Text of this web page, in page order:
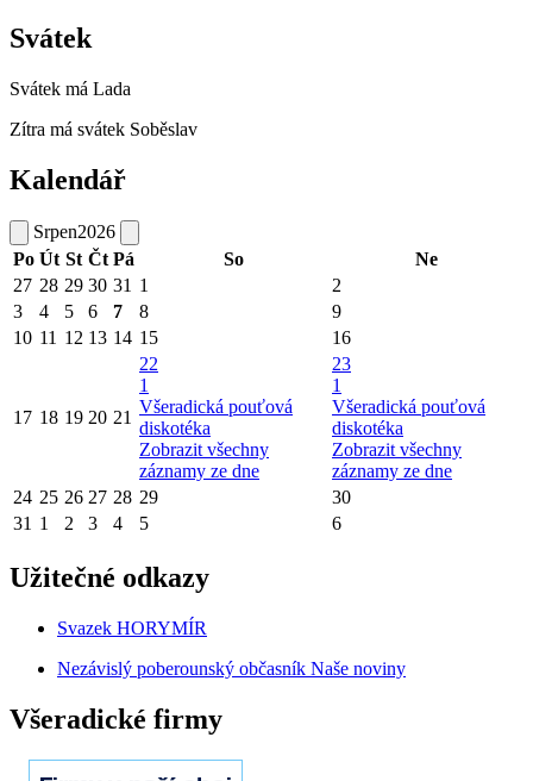
Svátek
Svátek má Lada
Zítra má svátek Soběslav
Kalendář
Srpen2026
Po Út St Čt Pá So
Ne
27 28 29 30 31 1
2
3
4 5 6 7 8
9
10 11 12 13 14 15 16
17 18 19 20 21
22
1
Všeradická pouťová
diskotéka
Zobrazit všechny
záznamy ze dne
23
1
Všeradická pouťová
diskotéka
Zobrazit všechny
záznamy ze dne
24 25 26 27 28 29
30
31 1 2 3 4 5 6
Užitečné odkazy
Svazek HORYMÍR
Nezávislý poberounský občasník Naše noviny
Všeradické firmy